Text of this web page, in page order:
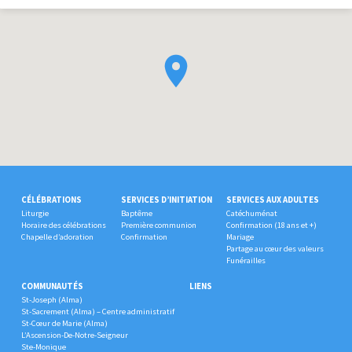
CÉLÉBRATIONS
Liturgie
Horaire des célébrations
Chapelle d’adoration
SERVICES D’INITIATION
Baptême
Première communion
Confirmation
SERVICES AUX ADULTES
Catéchuménat
Confirmation (18 ans et +)
Mariage
Partage au cœur des valeurs
Funérailles
COMMUNAUTÉS
St-Joseph (Alma)
St-Sacrement (Alma) – Centre administratif
St-Cœur de Marie (Alma)
L’Ascension-De-Notre-Seigneur
Ste-Monique
LIENS